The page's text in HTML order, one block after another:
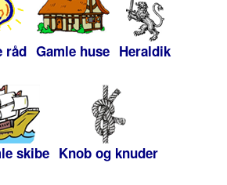
råd Gamle huse Heraldik
skibe Knob og knuder